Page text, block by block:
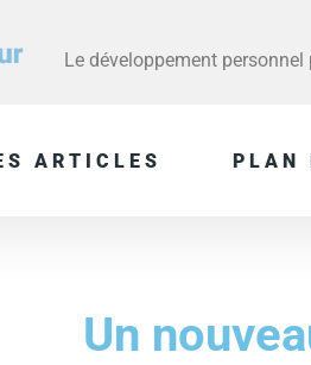
Le développement
ARTICLES PLAN
Un